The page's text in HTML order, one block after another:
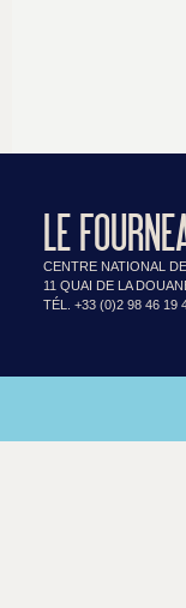
LE
CENTRE NATIONAL
11 QUAI DE LA
TÉL. +33 (0)2 98 46 19